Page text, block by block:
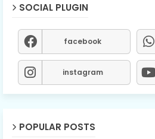
SOCIAL PLUGIN
facebook
instagram
POPULAR POSTS